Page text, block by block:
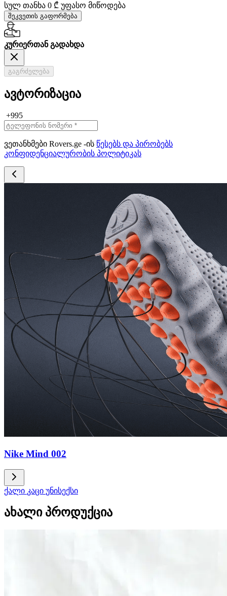
სულ თანხა 0 ₾ უფასო მიწოდება
შეკვეთის გაფორმება
კურიერთან გადახდა
გაგრძელება
ავტორიზაცია
+995
ვეთანხმები Rovers.ge -ის წესებს და პირობებს
კონფიდენციალურობის პოლიტიკას
Nike Mind 002
ქალი კაცი უნისექსი
ახალი პროდუქცია